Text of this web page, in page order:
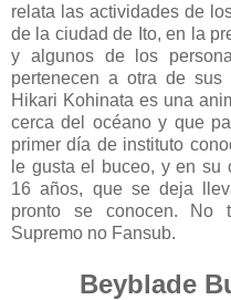
relata las actividades de
de la ciudad de Ito, en la
y algunos de los
pertenecen a otra de sus
Hikari Kohinata es una
cerca del océano y que
primer día de instituto
le gusta el buceo, y en su
16 años, que se deja
pronto se conocen. No
Supremo no Fansub.
Beyblade